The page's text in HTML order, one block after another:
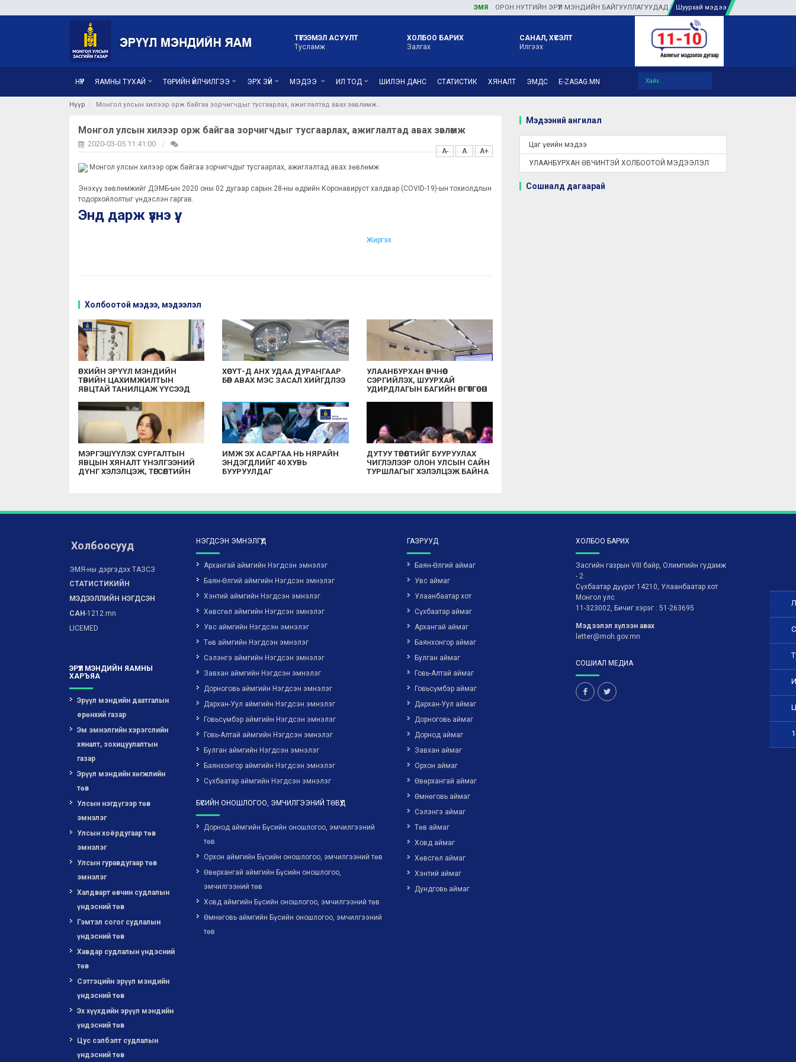
ОРОН НУТГИЙН ЭРҮҮЛ МЭНДИЙН БАЙГУУЛЛАГУУДАД ТУЛГАМДАЖ БУЙ АСУУДЛЫГ ГАЗАР
Шуурхай мэдээ
ТҮГЭЭМЭЛ АСУУЛТ
Тусламж
ХОЛБОО БАРИХ
Залгах
САНАЛ, ХҮСЭЛТ
Илгээх
НҮҮР ЯАМНЫ ТУХАЙ ТӨРИЙН ҮЙЛЧИЛГЭЭ ЭРХ ЗҮЙ МЭДЭЭ ИЛ ТОД ШИЛЭН ДАНС СТАТИСТИК ХЯНАЛТ ЭМДС E-ZASAG.MN
Нүүр Монгол улсын хилээр орж байгаа зорчигчдыг тусгаарлах, ажиглалтад авах зөвлөмж
A- A A+
Монгол улсын хилээр орж байгаа зорчигчдыг тусгаарлах, ажиглалтад авах зөвлөмж
2020-03-05 11:41:00
Монгол улсын хилээр орж байгаа зорчигчдыг тусгаарлах, ажиглалтад авах зөвлөмж
Энэхүү зөвлөмжийг ДЭМБ-ын 2020 оны 02 дугаар сарын 28-ны өдрийн Коронавируст халдвар (COVID-19)-ын тохиолдлын
тодорхойлолтыг үндэслэн гаргав.
Энд дарж үзнэ үү.
Жиргэх
Холбоотой мэдээ, мэдээлэл
ӨРХИЙН ЭРҮҮЛ МЭНДИЙН
ТӨВИЙН ЦАХИМЖИЛТЫН
ЯВЦТАЙ ТАНИЛЦАЖ ҮҮСЭЭД
ШИЙДВЭРЛЭХИЙГ ҮҮРЭГ
ХӨСҮТ-Д АНХ УДАА ДУРАНГААР
БӨӨР АВАХ МЭС ЗАСАЛ ХИЙГДЛЭЭ
УЛААНБУРХАН ӨВЧНӨӨС
СЭРГИЙЛЭХ, ШУУРХАЙ
УДИРДЛАГЫН БАГИЙН ӨРГӨТГӨСӨН
МЭРГЭШҮҮЛЭХ СУРГАЛТЫН
ЯВЦЫН ХЯНАЛТ ҮНЭЛГЭЭНИЙ
ДҮНГ ХЭЛЭЛЦЭЖ, ТӨГСӨЛТИЙН
ИМЖ ЭХ АСАРГАА НЬ НЯРАЙН
ЭНДЭГДЛИЙГ 40 ХУВЬ
БУУРУУЛДАГ
ДУТУУ ТӨРӨЛТИЙГ БУУРУУЛАХ
ЧИГЛЭЛЭЭР ОЛОН УЛСЫН САЙН
ТУРШЛАГЫГ ХЭЛЭЛЦЭЖ БАЙНА
Мэдээний ангилал
Цаг үеийн мэдээ
УЛААНБУРХАН ӨВЧИНТЭЙ ХОЛБООТОЙ МЭДЭЭЛЭЛ
Сошиалд дагаарай
Холбоосууд
ЭМЯ-ны дэргэдэх ТАЗСЗ
СТАТИСТИКИЙН
МЭДЭЭЛЛИЙН НЭГДСЭН
САН-1212.mn
LICEMED
ЭРҮҮЛ МЭНДИЙН ЯАМНЫ
ХАРЪЯА
Эрүүл мэндийн даатгалын
ерөнхий газар
Эм эмнэлгийн хэрэгслийн
хяналт, зохицуулалтын
газар
Эрүүл мэндийн хөгжлийн
төв
Улсын нэгдүгээр төв
эмнэлэг
Улсын хоёрдугаар төв
эмнэлэг
Улсын гуравдугаар төв
эмнэлэг
Халдварт өвчин судлалын
үндэсний төв
Гэмтэл согог судлалын
үндэсний төв
Хавдар судлалын үндэсний
төв
Сэтгэцийн эрүүл мэндийн
үндэсний төв
Эх хүүхдийн эрүүл мэндийн
үндэсний төв
Цус сэлбэлт судлалын
үндэсний төв
НЭГДСЭН ЭМНЭЛГҮҮД
Архангай аймгийн Нэгдсэн эмнэлэг
Баян-Өлгий аймгийн Нэгдсэн эмнэлэг
Хэнтий аймгийн Нэгдсэн эмнэлэг
Хөвсгөл аймгийн Нэгдсэн эмнэлэг
Увс аймгийн Нэгдсэн эмнэлэг
Төв аймгийн Нэгдсэн эмнэлэг
Сэлэнгэ аймгийн Нэгдсэн эмнэлэг
Завхан аймгийн Нэгдсэн эмнэлэг
Дорноговь аймгийн Нэгдсэн эмнэлэг
Дархан-Уул аймгийн Нэгдсэн эмнэлэг
Говьсүмбэр аймгийн Нэгдсэн эмнэлэг
Говь-Алтай аймгийн Нэгдсэн эмнэлэг
Булган аймгийн Нэгдсэн эмнэлэг
Баянхонгор аймгийн Нэгдсэн эмнэлэг
Сүхбаатар аймгийн Нэгдсэн эмнэлэг
БҮСИЙН ОНОШЛОГОО, ЭМЧИЛГЭЭНИЙ ТӨВҮҮД
Дорнод аймгийн Бүсийн оношлогоо, эмчилгээний
төв
Орхон аймгийн Бүсийн оношлогоо, эмчилгээний төв
Өвөрхангай аймгийн Бүсийн оношлогоо,
эмчилгээний төв
Ховд аймгийн Бүсийн оношлогоо, эмчилгээний төв
Өмнөговь аймгийн Бүсийн оношлогоо, эмчилгээний
төв
ГАЗРУУД
Баян-Өлгий аймаг
Увс аймаг
Улаанбаатар хот
Сүхбаатар аймаг
Архангай аймаг
Баянхонгор аймаг
Булган аймаг
Говь-Алтай аймаг
Говьсүмбэр аймаг
Дархан-Уул аймаг
Дорноговь аймаг
Дорнод аймаг
Завхан аймаг
Орхон аймаг
Өвөрхангай аймаг
Өмнөговь аймаг
Сэлэнгэ аймаг
Төв аймаг
Ховд аймаг
Хөвсгөл аймаг
Хэнтий аймаг
Дундговь аймаг
ХОЛБОО БАРИХ
Засгийн газрын VIII байр, Олимпийн гудамж
- 2
Сүхбаатар дүүрэг 14210, Улаанбаатар хот
Монгол улс
11-323002, Бичиг хэрэг : 51-263695
Мэдээлэл хүлээн авах
letter@moh.gov.mn
СОШИАЛ МЕДИА